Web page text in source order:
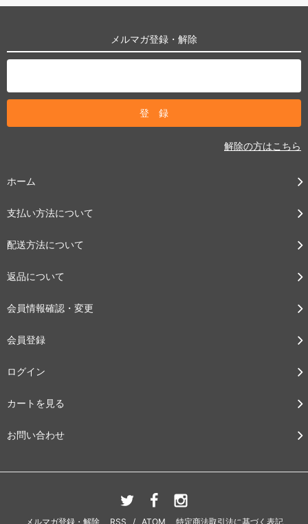
メルマガ登録・解除
解除の方はこちら
ホーム
支払い方法について
配送方法について
返品について
会員情報確認・変更
会員登録
ログイン
カートを見る
お問い合わせ
メルマガ登録・解除 RSS / ATOM 特定商法取引法に基づく表記